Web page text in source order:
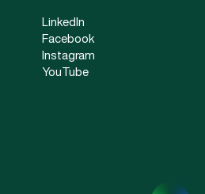
LinkedIn
Facebook
Instagram
YouTube